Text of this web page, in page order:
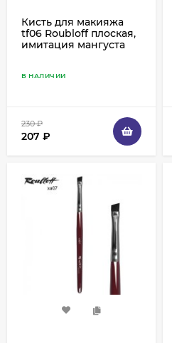
Кисть для макияжа
tf06 Roubloff плоская,
имитация мангуста
В НАЛИЧИИ
230₽
207 ₽